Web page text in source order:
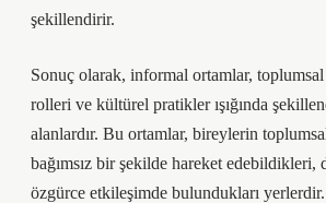
şekillendirir.
Sonuç olarak, informal ortamlar,
rolleri ve kültürel pratikler ışığında
alanlardır. Bu ortamlar, bireylerin
bağımsız bir şekilde hareket edebildikleri,
özgürce etkileşimde bulundukları